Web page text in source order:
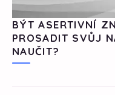
BÝT ASERTIVNÍ
PROSADIT SVŮJ
NAUČIT?